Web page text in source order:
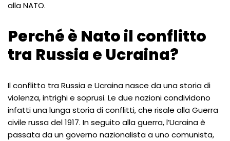
alla NATO.
Perché è Nato il conflitto
tra Russia e Ucraina?
Il conflitto tra Russia e Ucraina nasce da una storia di
violenza, intrighi e soprusi. Le due nazioni condividono
infatti una lunga storia di conflitti, che risale alla Guerra
civile russa del 1917. In seguito alla guerra, l’Ucraina è
passata da un governo nazionalista a uno comunista,